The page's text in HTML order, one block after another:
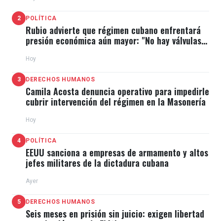
conspiración", los cuales acarrean penas de hasta 16
años de prisión.
publicado en redes sociales, González Urrutia
expresó que el MP lo "pretende someter a una
entrevista sin que se precise en qué condición se
espera que comparezca y precalificando delitos no
cometidos", aunque no confirmó ni negó su
asistencia a la Fiscalía.
A su juicio, el fiscal general,
ha comportado, reiteradamente, como un acusador
2 POLÍTICA
Rubio advierte que régimen cubano enfrentará
presión económica aún mayor: "No hay válvulas
Hoy
3 DERECHOS HUMANOS
Camila Acosta denuncia operativo para impedirle
cubrir intervención del régimen en la Masonería
Hoy
4 POLÍTICA
EEUU sanciona a empresas de armamento y altos
jefes militares de la dictadura cubana
Ayer
5 DERECHOS HUMANOS
Seis meses en prisión sin juicio: exigen libertad